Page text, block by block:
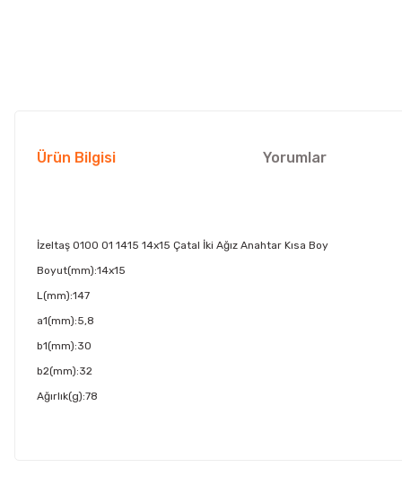
Ürün Bilgisi Yorumlar
İzeltaş 0100 01 1415 14x15 Çatal İki Ağız Anahtar Kısa Boy
Boyut(mm):14x15
L(mm):147
a1(mm):5,8
b1(mm):30
b2(mm):32
Ağırlık(g):78